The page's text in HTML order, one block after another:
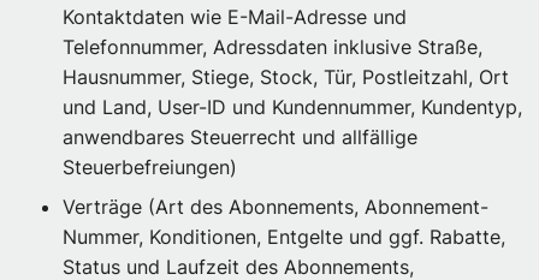
Kontaktdaten wie E-Mail-Adresse und
Telefonnummer, Adressdaten inklusive Straße,
Hausnummer, Stiege, Stock, Tür, Postleitzahl, Ort
und Land, User-ID und Kundennummer, Kundentyp,
anwendbares Steuerrecht und allfällige
Steuerbefreiungen)
Verträge (Art des Abonnements, Abonnement-
Nummer, Konditionen, Entgelte und ggf. Rabatte,
Status und Laufzeit des Abonnements,